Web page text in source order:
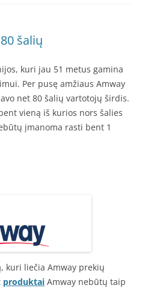
šalių
kuri jau 51 metus gamina
Per pusę amžiaus Amway
net 80 šalių vartotojų širdis.
vieną iš kurios nors šalies
įmanoma rasti bent 1
kuri liečia Amway prekių
produktai Amway nebūtų taip